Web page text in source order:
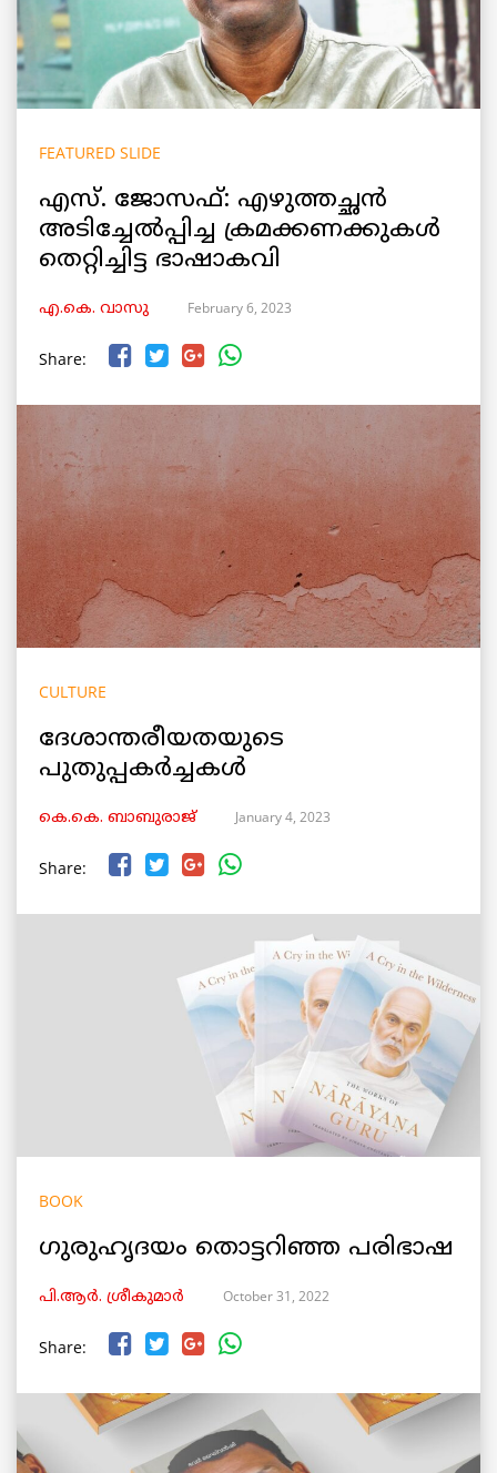
FEATURED SLIDE
എസ്. ജോസഫ്: എഴുത്തച്ഛൻ
അടിച്ചേൽപ്പിച്ച ക്രമക്കണക്കുകൾ
തെറ്റിച്ചിട്ട ഭാഷാകവി
എ.കെ. വാസു February 6, 2023
Share:
CULTURE
ദേശാന്തരീയതയുടെ
പുതുപ്പകർച്ചകൾ
കെ.കെ. ബാബുരാജ്‌ January 4, 2023
Share:
BOOK
ഗുരുഹൃദയം തൊട്ടറിഞ്ഞ പരിഭാഷ
പി.ആര്‍. ശ്രീകുമാര്‍ October 31, 2022
Share: